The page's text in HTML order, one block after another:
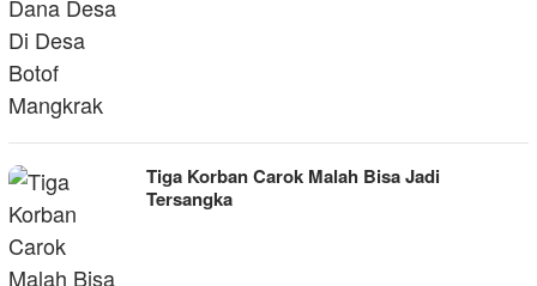
Tiga Korban Carok Malah Bisa Jadi
Tersangka